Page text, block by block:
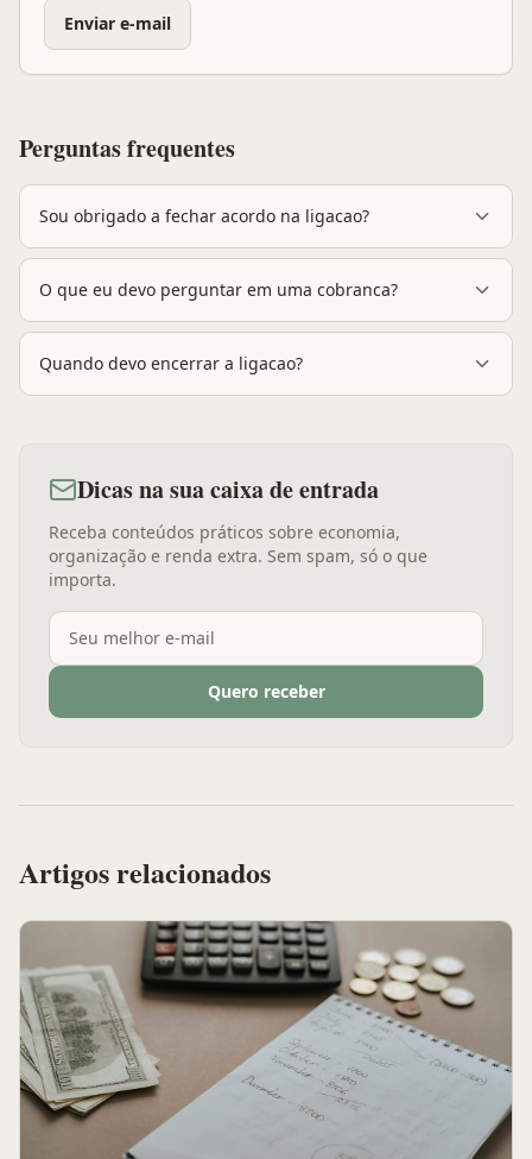
Enviar e-mail
Perguntas frequentes
Sou obrigado a fechar acordo na ligacao?
O que eu devo perguntar em uma cobranca?
Quando devo encerrar a ligacao?
Dicas na sua caixa de entrada
Receba conteúdos práticos sobre economia,
organização e renda extra. Sem spam, só o que
importa.
Quero receber
Artigos relacionados